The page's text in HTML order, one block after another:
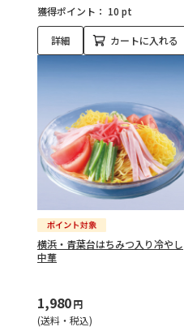
獲得ポイント： 10 pt
詳細 カートに入れる
横浜・青葉台はちみつ入り冷やし
中華
1,980円
(送料・税込)